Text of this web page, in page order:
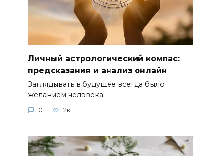
Личный астрологический компас:
предсказания и анализ онлайн
Заглядывать в будущее всегда было
желанием человека
0 2к.